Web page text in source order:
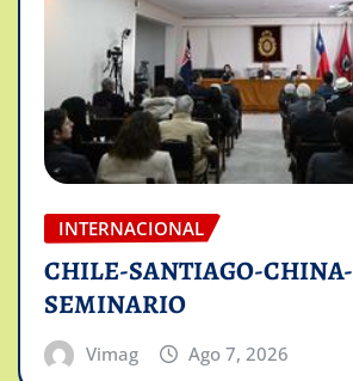
INTERNACIONAL
CHILE-SANTIAGO-CHINA-
SEMINARIO
Vimag Ago 7, 2026